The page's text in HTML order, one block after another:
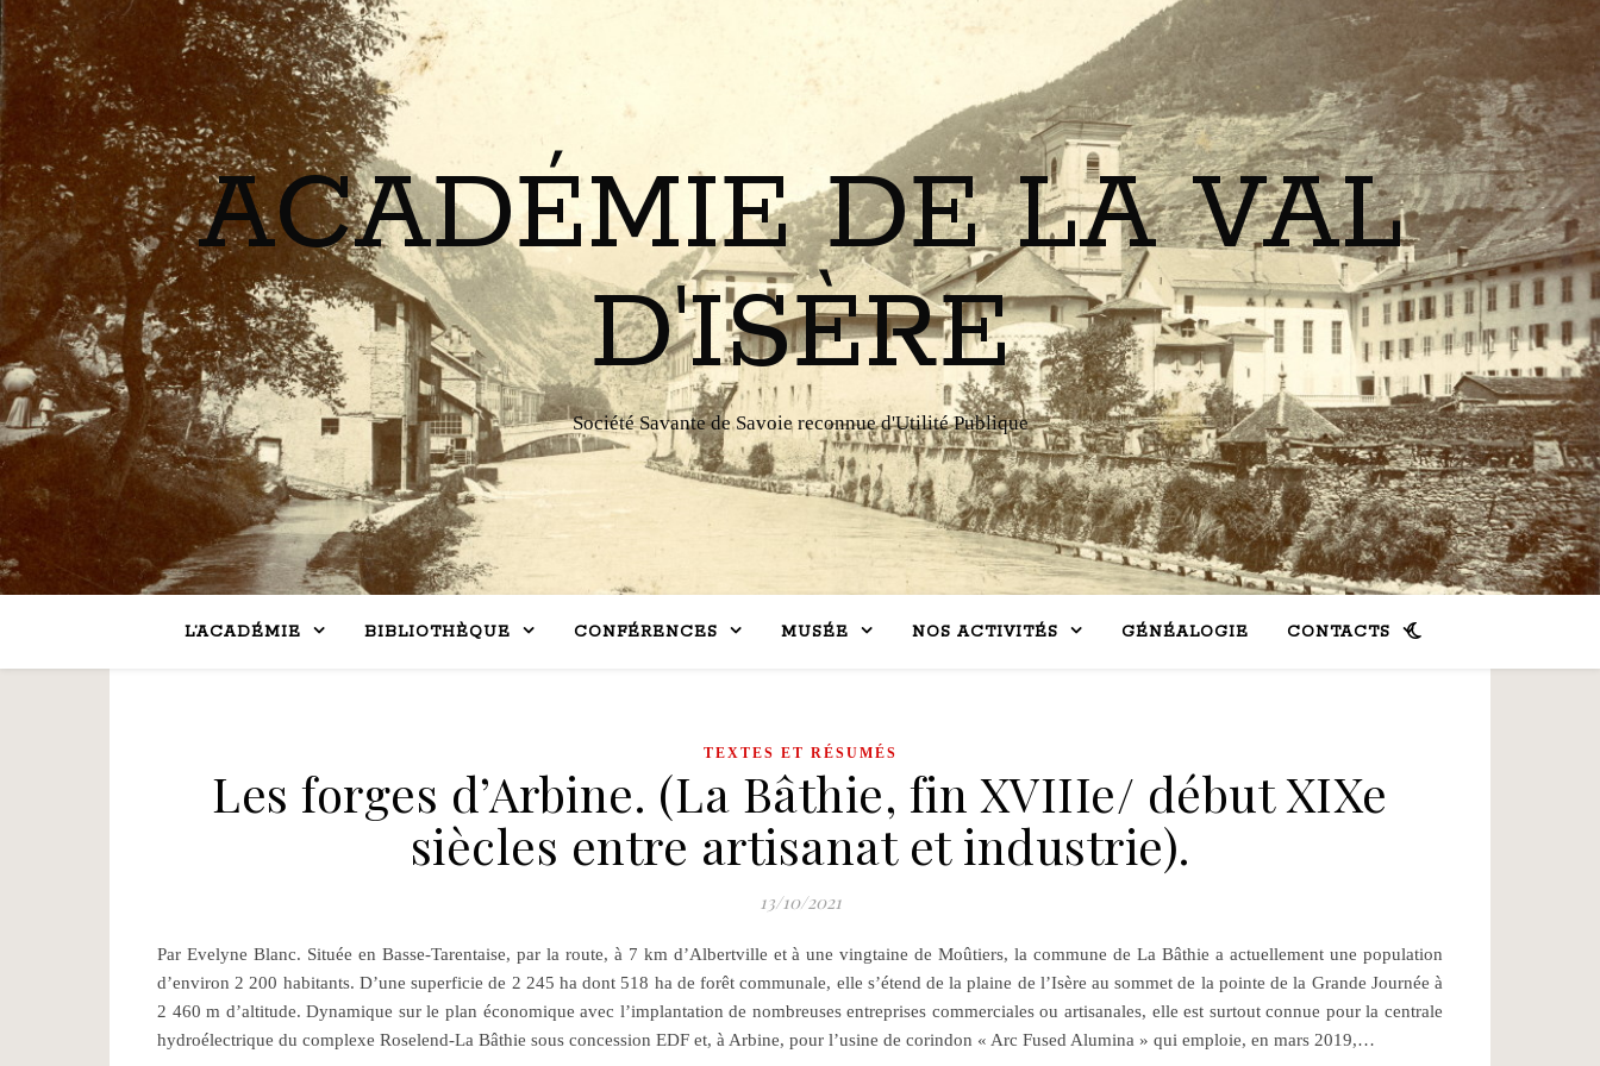
ACADÉMIE DE LA VAL
D'ISÈRE
Société Savante de Savoie reconnue d'Utilité Publique
L’ACADÉMIE BIBLIOTHÈQUE CONFÉRENCES MUSÉE NOS ACTIVITÉS GÉNÉALOGIE CONTACTS
TEXTES ET RÉSUMÉS
Les forges d’Arbine. (La Bâthie, fin XVIIIe/ début XIXe
siècles entre artisanat et industrie).
13/10/2021
Par Evelyne Blanc. Située en Basse-Tarentaise, par la route, à 7 km d’Albertville et à une vingtaine de Moûtiers, la commune de La Bâthie a actuellement une population
d’environ 2 200 habitants. D’une superficie de 2 245 ha dont 518 ha de forêt communale, elle s’étend de la plaine de l’Isère au sommet de la pointe de la Grande Journée à
2 460 m d’altitude. Dynamique sur le plan économique avec l’implantation de nombreuses entreprises commerciales ou artisanales, elle est surtout connue pour la centrale
hydroélectrique du complexe Roselend-La Bâthie sous concession EDF et, à Arbine, pour l’usine de corindon « Arc Fused Alumina » qui emploie, en mars 2019,…